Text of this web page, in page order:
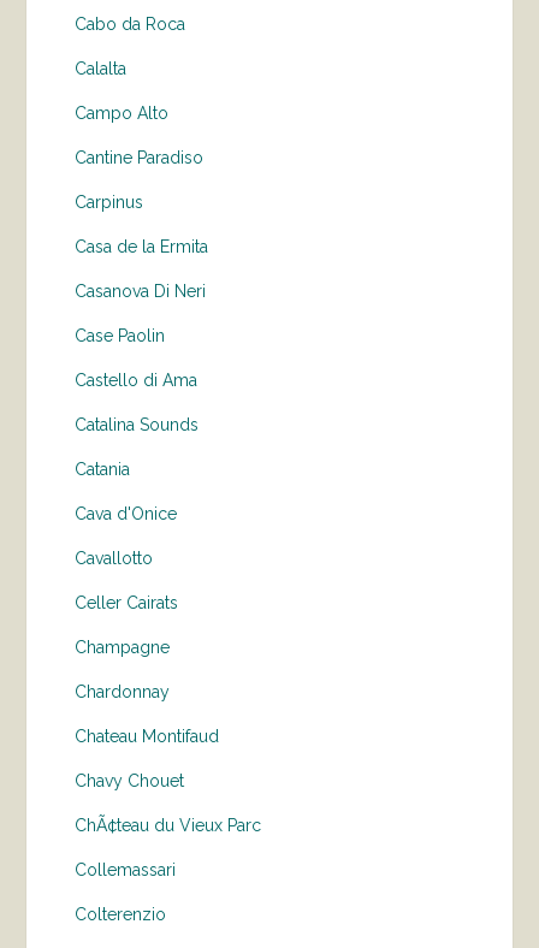
Cabo da Roca
Calalta
Campo Alto
Cantine Paradiso
Carpinus
Casa de la Ermita
Casanova Di Neri
Case Paolin
Castello di Ama
Catalina Sounds
Catania
Cava d'Onice
Cavallotto
Celler Cairats
Champagne
Chardonnay
Chateau Montifaud
Chavy Chouet
ChÃ¢teau du Vieux Parc
Collemassari
Colterenzio